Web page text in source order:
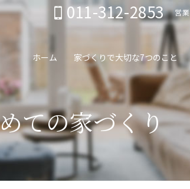
ての家づくり
ホーム 家づくりで大切な7つのこと
011-312-2853 営